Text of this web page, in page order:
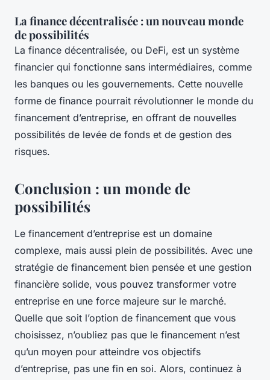
La finance décentralisée : un nouveau monde
de possibilités
La finance décentralisée, ou DeFi, est un système
financier qui fonctionne sans intermédiaires, comme
les banques ou les gouvernements. Cette nouvelle
forme de finance pourrait révolutionner le monde du
financement d’entreprise, en offrant de nouvelles
possibilités de levée de fonds et de gestion des
risques.
Conclusion : un monde de
possibilités
Le financement d’entreprise est un domaine
complexe, mais aussi plein de possibilités. Avec une
stratégie de financement bien pensée et une gestion
financière solide, vous pouvez transformer votre
entreprise en une force majeure sur le marché.
Quelle que soit l’option de financement que vous
choisissez, n’oubliez pas que le financement n’est
qu’un moyen pour atteindre vos objectifs
d’entreprise, pas une fin en soi. Alors, continuez à